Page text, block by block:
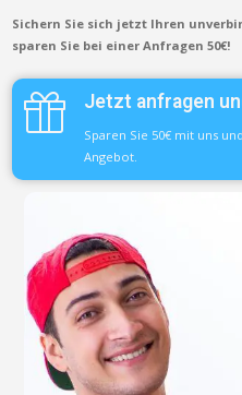
Sichern Sie sich jetzt Ihren
sparen Sie bei einer Anfragen 50€!
Jetzt anfragen
Sparen Sie 50€ mit uns
Angebot.